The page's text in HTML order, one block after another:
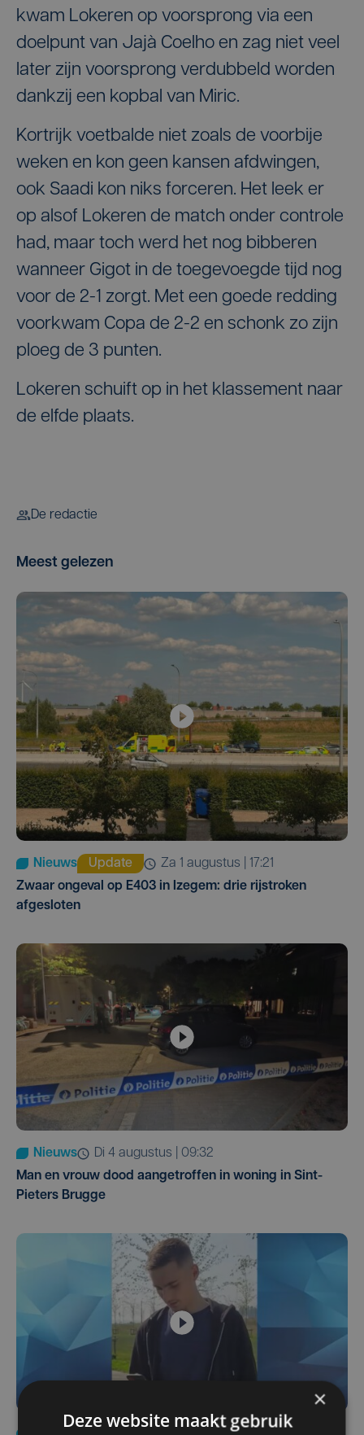
kwam Lokeren op voorsprong via een
doelpunt van Jajà Coelho en zag niet veel
later zijn voorsprong verdubbeld worden
dankzij een kopbal van Miric.
Kortrijk voetbalde niet zoals de voorbije
weken en kon geen kansen afdwingen,
ook Saadi kon niks forceren. Het leek er
op alsof Lokeren de match onder controle
had, maar toch werd het nog bibberen
wanneer Gigot in de toegevoegde tijd nog
voor de 2-1 zorgt. Met een goede redding
voorkwam Copa de 2-2 en schonk zo zijn
ploeg de 3 punten.
Lokeren schuift op in het klassement naar
de elfde plaats.
De redactie
Meest gelezen
Nieuws Update
za 1 augustus | 17:21
Zwaar ongeval op E403 in Izegem: drie rijstroken
afgesloten
Nieuws
di 4 augustus | 09:32
Man en vrouw dood aangetroffen in woning in Sint-
Pieters Brugge
×
Deze website maakt gebruik